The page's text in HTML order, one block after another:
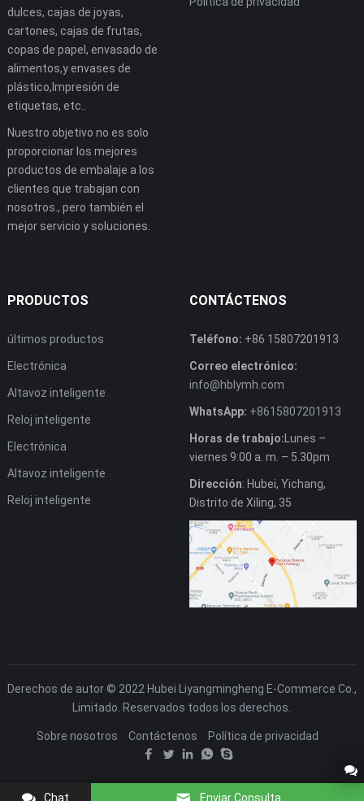
dulces, cajas de joyas,
cartones, cajas de frutas,
copas de papel, envasado de
alimentos,y envases de
plástico,Impresión de
etiquetas, etc..
Nuestro objetivo no es solo
proporcionar los mejores
productos de embalaje a los
clientes que trabajan con
nosotros., pero también el
mejor servicio y soluciones.
PRODUCTOS
últimos productos
Electrónica
Altavoz inteligente
Reloj inteligente
Electrónica
Altavoz inteligente
Reloj inteligente
CONTÁCTENOS
Teléfono: +86 15807201913
Correo electrónico:
info@hblymh.com
WhatsApp: +8615807201913
Horas de trabajo: Lunes –
viernes 9:00 a. m. – 5.30pm
Dirección: Hubei, Yichang,
Distrito de Xiling, 35
Derechos de autor © 2022 Hubei Liyangmingheng E-Commerce Co.,
Limitado. Reservados todos los derechos.
Sobre nosotros Contáctenos Política de privacidad
Chat Enviar Consulta